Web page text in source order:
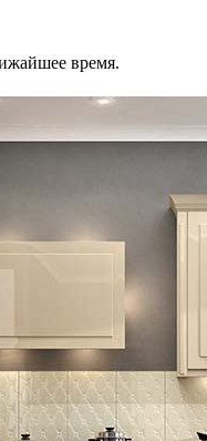
время.